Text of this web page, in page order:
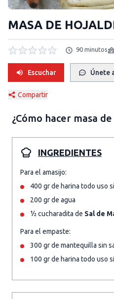
MASA DE
90 minutos
Escuchar Únete
Compartir
¿Cómo hacer masa
INGREDIENTES
Para el amasijo:
400 gr de harina todo uso
200 gr de agua
½ cucharadita de Sal de
Para el empaste:
300 gr de mantequilla sin
100 gr de harina todo uso